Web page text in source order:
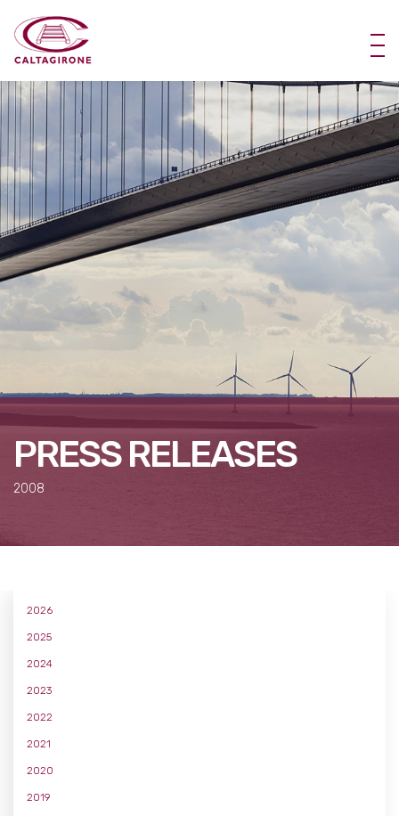
PRESS RELEASES
2008
2026
2025
2024
2023
2022
2021
2020
2019